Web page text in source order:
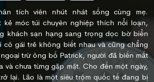
tích viên nhút nhát sống cùng mẹ.
kẻ móc túi chuyên nghiệp thích nổi loạn,
khách sạn hạng sang trọng dọc bờ biển
cô gái trẻ không biết nhau và cũng chẳng
trừ ông bố Patrick, người đã biến mất
và chưa từng gặp mặt. Cho đến một ngày,
lại. Lão là một siêu trộm quốc tế đang bị